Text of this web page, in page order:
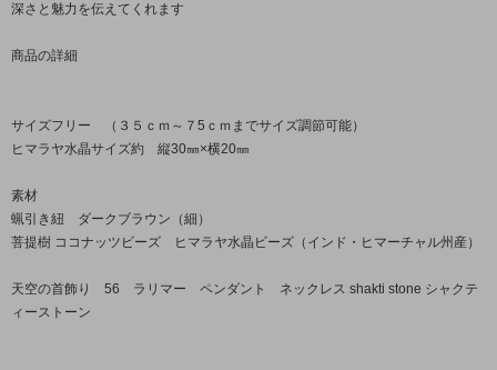
深さと魅力を伝えてくれます
商品の詳細
サイズフリー （３５ｃｍ～７5ｃｍまでサイズ調節可能）
ヒマラヤ水晶サイズ約 縦30㎜×横20㎜
素材
蝋引き紐 ダークブラウン（細）
菩提樹 ココナッツビーズ ヒマラヤ水晶ビーズ（インド・ヒマーチャル州産）
天空の首飾り 56 ラリマー ペンダント ネックレス shakti stone シャクテ
ィーストーン